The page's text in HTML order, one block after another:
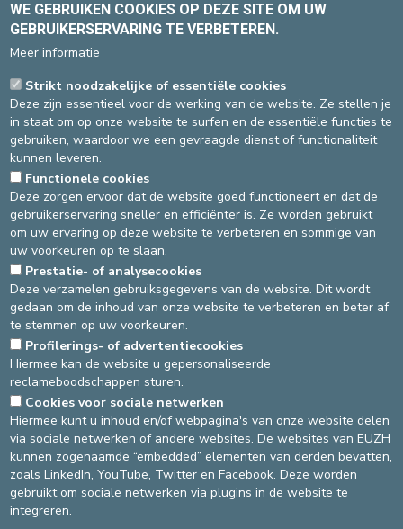
Talen: FR, EN, NL
Site St-Michiel
Gynecologie-obstetrica
ONLINE AFSPRAAK
02-614 37 30
Borstkliniek
Site St-Michiel
Bekkenbodemkliniek
ONLINE AFSPRAAK
Site St-Michiel
Endometriosekliniek
Pas de RDV en ligne
Site St-Elisabeth
Endometriosekliniek
Pas de RDV en ligne
DEVELOP / REDUCE
asbl Cliniques de l’Europe – Europa Ziekenhuizen vzw
N° d’entreprise : 0432011571
WE GEBRUIKEN COOKIES OP DEZE SITE OM UW
GEBRUIKERSERVARING TE VERBETEREN.
Meer informatie
Strikt noodzakelijke of essentiële cookies
Deze zijn essentieel voor de werking van de website. Ze stellen je
in staat om op onze website te surfen en de essentiële functies te
gebruiken, waardoor we een gevraagde dienst of functionaliteit
kunnen leveren.
Functionele cookies
Deze zorgen ervoor dat de website goed functioneert en dat de
gebruikerservaring sneller en efficiënter is. Ze worden gebruikt
om uw ervaring op deze website te verbeteren en sommige van
uw voorkeuren op te slaan.
Prestatie- of analysecookies
Deze verzamelen gebruiksgegevens van de website. Dit wordt
gedaan om de inhoud van onze website te verbeteren en beter af
te stemmen op uw voorkeuren.
Profilerings- of advertentiecookies
Hiermee kan de website u gepersonaliseerde
reclameboodschappen sturen.
Cookies voor sociale netwerken
Hiermee kunt u inhoud en/of webpagina's van onze website delen
via sociale netwerken of andere websites. De websites van EUZH
kunnen zogenaamde “embedded” elementen van derden bevatten,
zoals LinkedIn, YouTube, Twitter en Facebook. Deze worden
gebruikt om sociale netwerken via plugins in de website te
integreren.